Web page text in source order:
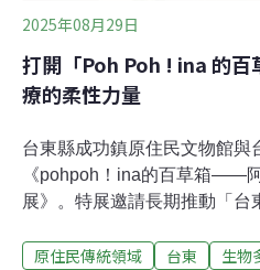
2025年08月29日
打開「Poh Poh ! ina 的百
療的柔性力量
台東縣成功鎮原住民文物館與
《pohpoh！ina的百草箱——
展》。特展邀請長期推動「台
館員黃采裳（Kasang Cilo
原住民傳統領域 台東 生物